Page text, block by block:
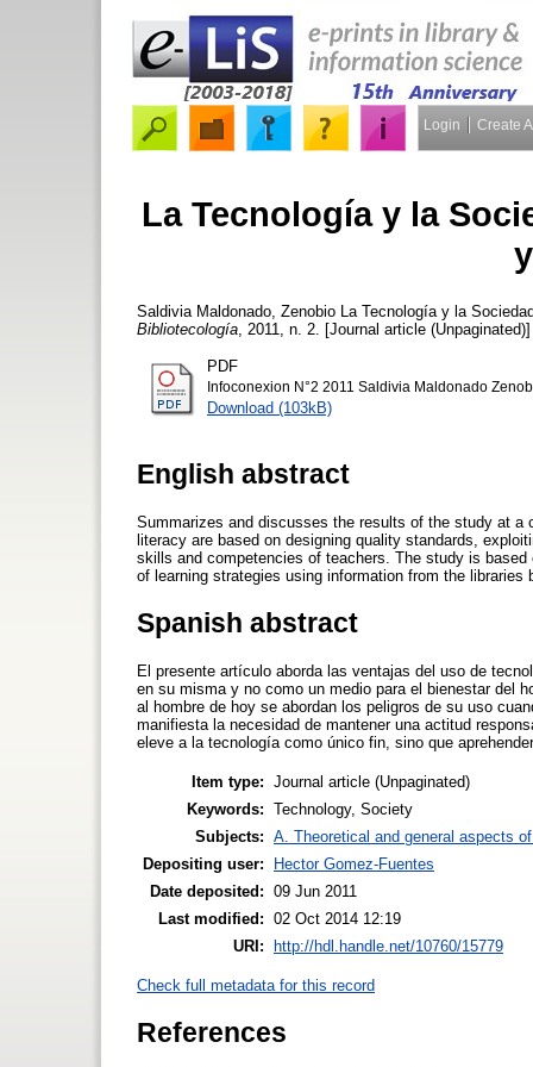
Login Create
La Tecnología y la
Saldivia Maldonado, Zenobio La Tecnología y la
Bibliotecología , 2011, n. 2. [Journal article (Unpaginated)]
PDF
Infoconexion N°2 2011 Saldivia Maldonado
Download (103kB)
English abstract
Summarizes and discusses the results of the study at a
literacy are based on designing quality standards,
skills and competencies of teachers. The study is
of learning strategies using information from the
Spanish abstract
El presente artículo aborda las ventajas del uso de
en su misma y no como un medio para el bienestar del
al hombre de hoy se abordan los peligros de su uso
manifiesta la necesidad de mantener una actitud
eleve a la tecnología como único fin, sino que
Item type: Journal article (Unpaginated)
Keywords: Technology, Society
Subjects: A. Theoretical and general aspects
Depositing user:
Hector Gomez-Fuentes
Date deposited: 09 Jun 2011
Last modified: 02 Oct 2014 12:19
URI:
http://hdl.handle.net/10760/15779
Check full metadata for this record
References